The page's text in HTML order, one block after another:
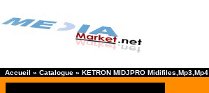
Accueil » Catalogue » KETRON MIDJPRO Midifiles,Mp3,Mp4